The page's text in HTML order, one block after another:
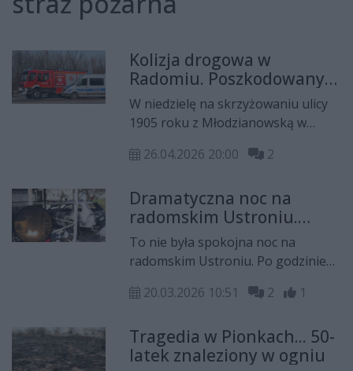
Kolizja drogowa w
Radomiu. Poszkodowany
mężczyzna trafił do
szpitala
W niedzielę na skrzyżowaniu ulicy
1905 roku z Młodzianowską w
samochodów osobowych. Kierujący
urazu kręgosłupa trafił do szpitala.
26.04.2026 20:00 2
Dramatyczna noc na
radomskim Ustroniu.
Znamy przyczynę pożaru
To nie była spokojna noc na
radomskim Ustroniu. Po godzinie
wiaty śmietnikowej przy ulicy
pięć aut, a kolejne trzy częściowo.
20.03.2026 10:51 2 1
Tragedia w Pionkach... 50-
latek znaleziony w ogniu